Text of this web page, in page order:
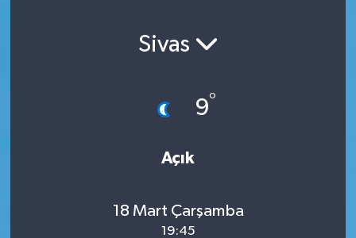
Sivas
9°
Açık
18 Mart Çarşamba
19:45